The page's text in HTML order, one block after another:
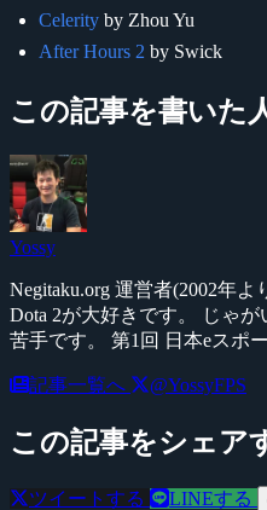
Celerity by Zhou Yu
After Hours 2 by Swick
この記事を書いた
Yossy
Negitaku.org 運営者(2002年よ
Dota 2が大好きです。 じゃ
苦手です。 第1回 日本eスポ
記事一覧へ @YossyFPS
この記事をシェア
ツイートする LINEする